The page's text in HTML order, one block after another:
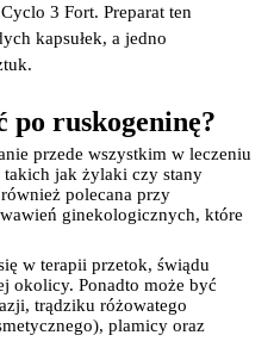
3 Fort. Preparat ten
kapsułek, a jedno
po ruskogeninę?
przede wszystkim w leczeniu
takich jak żylaki czy stany
polecana przy
ginekologicznych, które
w terapii przetok, świądu
okolicy. Ponadto może być
trądziku różowatego
plamicy oraz